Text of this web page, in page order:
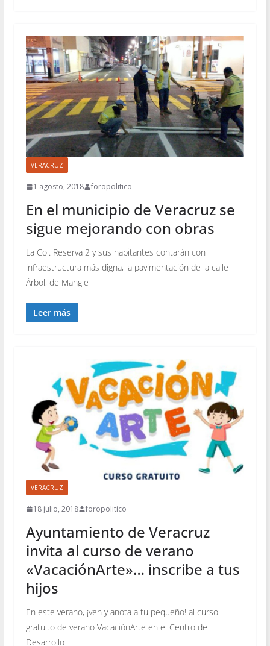
VERACRUZ
1 agosto, 2018 foropolitico
En el municipio de Veracruz se
sigue mejorando con obras
La Col. Reserva 2 y sus habitantes contarán con
infraestructura más digna, la pavimentación de la calle
Árbol, de Mangle
Leer más
VERACRUZ
18 julio, 2018 foropolitico
Ayuntamiento de Veracruz
invita al curso de verano
«VacaciónArte»… inscribe a tus
hijos
En este verano, ¡ven y anota a tu pequeño! al curso
gratuito de verano VacaciónArte en el Centro de
Desarrollo